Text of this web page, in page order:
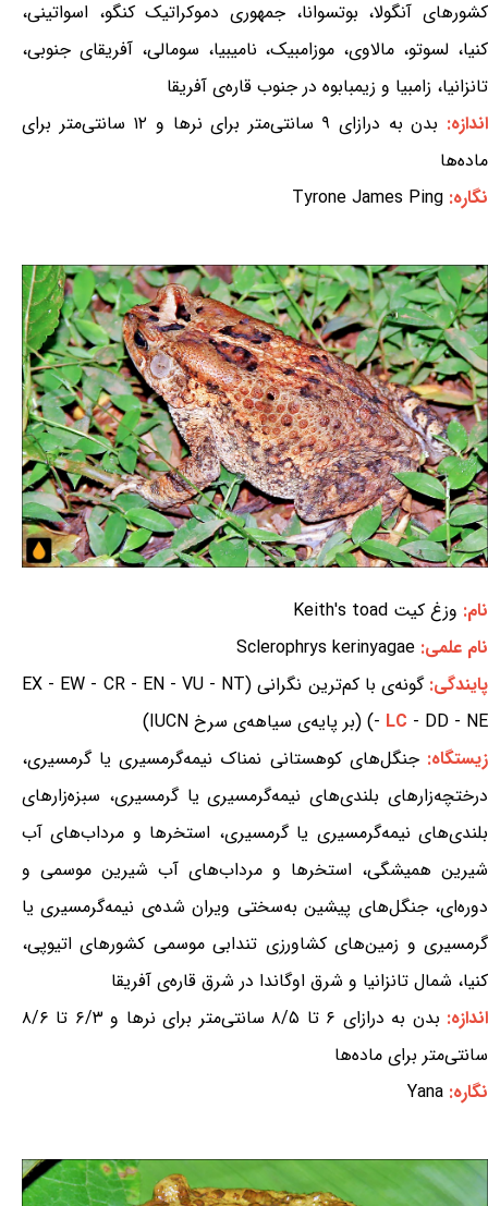
کشورهای آنگولا، بوتسوانا، جمهوری دموکراتیک کنگو، اسواتینی،
کنیا، لسوتو، مالاوی، موزامبیک، نامیبیا، سومالی، آفریقای جنوبی،
تانزانیا، زامبیا و زیمبابوه در جنوب قاره‌ی آفریقا
اندازه:
بدن به درازای ۹ سانتی‌متر برای نرها و ۱۲ سانتی‌متر برای
ماده‌ها
نگاره: Tyrone James Ping
نام: وزغ کیت Keith's toad
نام علمی: Sclerophrys kerinyagae
پایندگی:
گونه‌ی با کم‌ترین نگرانی (EX - EW - CR - EN - VU - NT
- LC - DD - NE) (بر پایه‌ی سیاهه‌ی سرخ IUCN)
زیستگاه:جنگل‌های کوهستانی نمناک نیمه‌گرمسیری یا گرمسیری،
درختچه‌زارهای بلندی‌های نیمه‌گرمسیری یا گرمسیری، سبزه‌زارهای
بلندی‌های نیمه‌گرمسیری یا گرمسیری، استخرها و مرداب‌های آب
شیرین همیشگی، استخرها و مرداب‌های آب شیرین موسمی و
دوره‌ای، جنگل‌های پیشین به‌سختی ویران شده‌ی نیمه‌گرمسیری یا
گرمسیری و زمین‌های کشاورزی تندابی موسمی کشورهای اتیوپی،
کنیا، شمال تانزانیا و شرق اوگاندا در شرق قاره‌ی آفریقا
اندازه:
بدن به درازای ۶ تا ۸/۵ سانتی‌متر برای نرها و ۶/۳ تا ۸/۶
سانتی‌متر برای ماده‌ها
نگاره: Yana